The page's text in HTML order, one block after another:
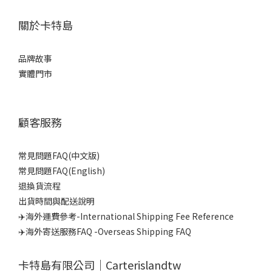
關於卡特島
品牌故事
實體門市
顧客服務
常見問題FAQ(中文版)
常見問題FAQ(English)
退換貨流程
出貨時間與配送說明
✈️海外運費參考-International Shipping Fee Reference
✈️海外寄送服務FAQ -Overseas Shipping FAQ
卡特島有限公司｜Carterislandtw